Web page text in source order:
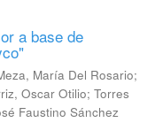
a base de
María Del Rosario;
Oscar Otilio; Torres
Faustino Sánchez